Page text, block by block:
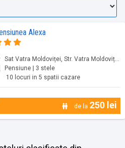
Alexa
Sat Vatra Moldoviței, Str. Vatra Moldoviței,..., Vatra Moldoviței, jud. Suceava
Pensiune | 3 stele
10 locuri in 5 spatii cazare
de la 250 lei